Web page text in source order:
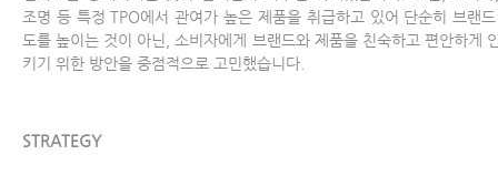
조명 등 특정 TPO에서 관여가 높은 제품을 취급하고 있어 단순히 브랜
도를 높이는 것이 아닌, 소비자에게 브랜드와 제품을 친숙하고 편안하게
키기 위한 방안을 중점적으로 고민했습니다.
STRATEGY